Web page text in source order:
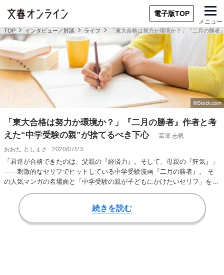
電子版TOP
メニュー
TOP インタビュー／対談 ライフ 「東大合格は努力か環境か？」『二月の勝者
「東大合格は努力か環境か？」『二月の勝者』作者と考
えた“中学受験の親”が捨てるべき下心
高瀬 志帆
おおた としまさ
2020/07/23
「君達が合格できたのは、父親の『経済力』。そして、母親の『狂気』」
――刺激的なセリフでヒットしている中学受験漫画『二月の勝者』。 そ
の人気マンガの名場面と「中学受験の親が子どもにかけたいセリフ」を掛
け合わせた異色のコ…
続きを読む